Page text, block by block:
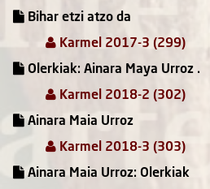
Bihar etzi atzo da
Karmel 2017-3 (299)
Olerkiak: Ainara Maya Urroz .
Karmel 2018-2 (302)
Ainara Maia Urroz
Karmel 2018-3 (303)
Ainara Maia Urroz: Olerkiak